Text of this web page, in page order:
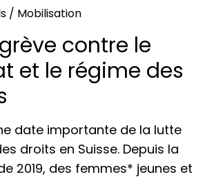
/ Mobilisation
contre le
et le régime des
date importante de la lutte
droits en Suisse. Depuis la
2019, des femmes* jeunes et